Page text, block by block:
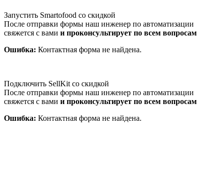
Запустить Smartofood со скидкой
После отправки формы наш инженер по автоматизации
свяжется с вами и проконсультирует по всем вопросам
Ошибка: Контактная форма не найдена.
Подключить SellKit со скидкой
После отправки формы наш инженер по автоматизации
свяжется с вами и проконсультирует по всем вопросам
Ошибка: Контактная форма не найдена.